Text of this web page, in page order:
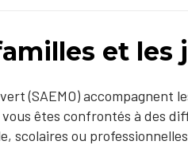
et les
(SAEMO) accompagnent
êtes confrontés à des
scolaires ou